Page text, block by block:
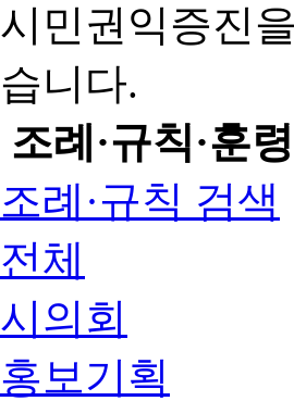
시민권익증진
습니다.
조례·규칙·훈
조례·규칙 검색
전체
시의회
홍보기획